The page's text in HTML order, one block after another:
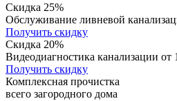
Скидка 25%
Обслуживание ливневой
Получить скидку
Скидка 20%
Видеодиагностика канализации от
Получить скидку
Комплексная прочистка
всего загородного дома